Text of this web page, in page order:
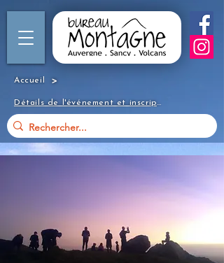
Accueil >
Détails de l'événement et inscription